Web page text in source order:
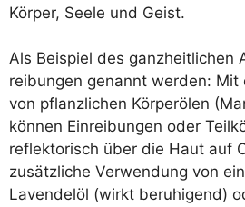
Kör­per, See­le und Geist.
Als Bei­spiel des ganz­heit­li­chen
rei­bun­gen genannt wer­den:
von pflanz­li­chen Kör­perölen
kön­nen Ein­rei­bun­gen oder
reflek­to­risch über die Haut auf
zusätz­li­che Ver­wen­dung von
Laven­del­öl (wirkt beru­hi­gend)